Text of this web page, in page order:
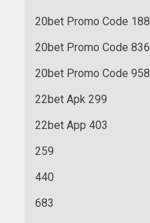
20bet Promo Code 188
20bet Promo Code 836
20bet Promo Code 958
22bet Apk 299
22bet App 403
259
440
683